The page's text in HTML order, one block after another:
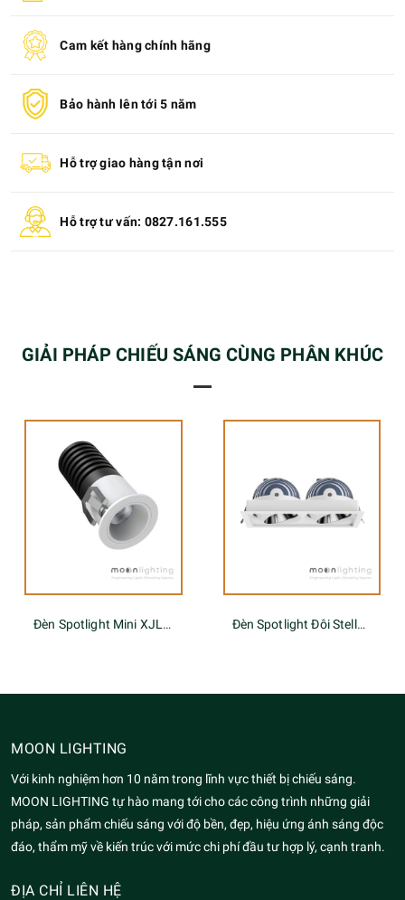
Cam kết hàng chính hãng
Bảo hành lên tới 5 năm
Hỗ trợ giao hàng tận nơi
Hỗ trợ tư vấn: 0827.161.555
GIẢI PHÁP CHIẾU SÁNG CÙNG PHÂN KHÚC
Đèn Spotlight Mini XJL Series Đèn Spotlight Đôi Stella PK-2-LENS Series
MOON LIGHTING
Với kinh nghiệm hơn 10 năm trong lĩnh vực thiết bị chiếu sáng.
MOON LIGHTING tự hào mang tới cho các công trình những giải
pháp, sản phẩm chiếu sáng với độ bền, đẹp, hiệu ứng ánh sáng độc
đáo, thẩm mỹ về kiến trúc với mức chi phí đầu tư hợp lý, cạnh tranh.
ĐỊA CHỈ LIÊN HỆ